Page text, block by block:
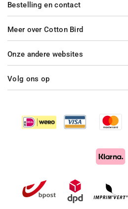
Bestelling en contact
Meer over Cotton Bird
Onze andere websites
Volg ons op